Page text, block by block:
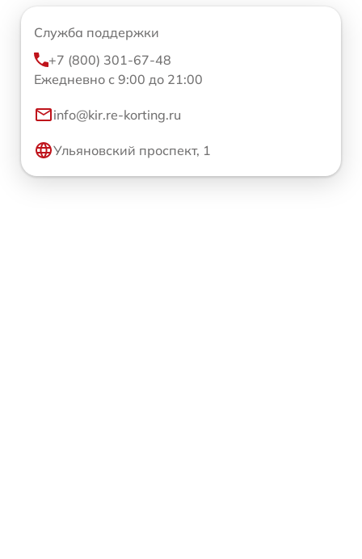
Служба поддержки
+7 (800) 301-67-48
Ежедневно с 9:00 до 21:00
info@kir.re-korting.ru
Ульяновский проспект, 1